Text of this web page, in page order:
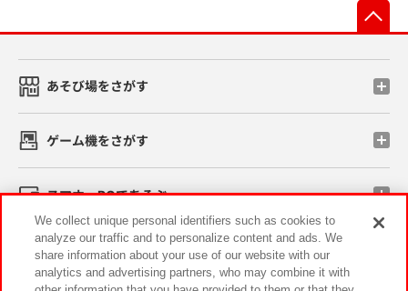
あそび場をさがす
ゲーム機をさがす
スマホ・PCであそぶ
イベント・キャンペーン
We collect unique personal identifiers such as cookies to
analyze our traffic and to personalize content and ads. We
share information about your use of our website with our
analytics and advertising partners, who may combine it with